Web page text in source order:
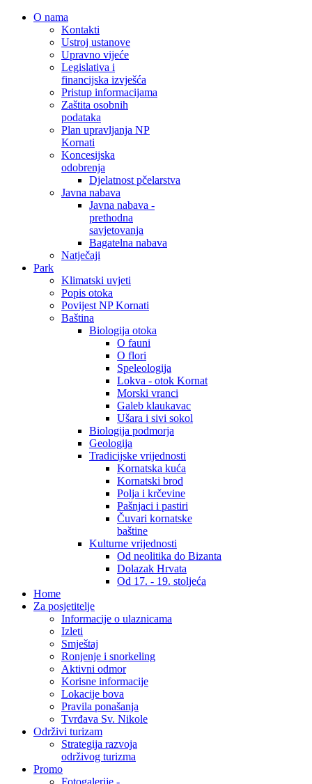
O nama
Kontakti
Ustroj ustanove
Upravno vijeće
Legislativa i
financijska izvješća
Pristup informacijama
Zaštita osobnih
podataka
Plan upravljanja NP
Kornati
Koncesijska
odobrenja
Djelatnost pčelarstva
Javna nabava
Javna nabava -
prethodna
savjetovanja
Bagatelna nabava
Natječaji
Park
Klimatski uvjeti
Popis otoka
Povijest NP Kornati
Baština
Biologija otoka
O fauni
O flori
Speleologija
Lokva - otok Kornat
Morski vranci
Galeb klaukavac
Ušara i sivi sokol
Biologija podmorja
Geologija
Tradicijske vrijednosti
Kornatska kuća
Kornatski brod
Polja i krčevine
Pašnjaci i pastiri
Čuvari kornatske
baštine
Kulturne vrijednosti
Od neolitika do Bizanta
Dolazak Hrvata
Od 17. - 19. stoljeća
Home
Za posjetitelje
Informacije o ulaznicama
Izleti
Smještaj
Ronjenje i snorkeling
Aktivni odmor
Korisne informacije
Lokacije bova
Pravila ponašanja
Tvrđava Sv. Nikole
Održivi turizam
Strategija razvoja
održivog turizma
Promo
Fotogalerije -